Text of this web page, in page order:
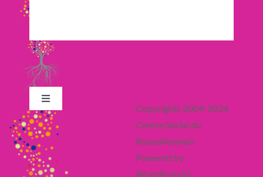
Toggle
Navigation
Retour en Haut
Actualité
Copyrights 2004-2024
Centre Social du
Roussillonnais
Powered by
WordPress(c)